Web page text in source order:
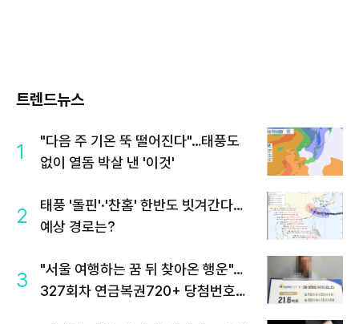
트렌드뉴스
1
"다음 주 기온 뚝 떨어진다"…태풍도
없이 열돔 박살 낸 '이것'
2
태풍 '돌핀'·'찬홈' 한반도 빗겨간다…
예상 경로는?
3
"서울 여행하는 꿈 뒤 찾아온 행운"…
327회차 연금복권720+ 당첨번호조